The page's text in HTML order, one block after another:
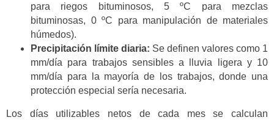
para riegos bituminosos, 5 ºC para mezclas
bituminosas, 0 ºC para manipulación de materiales
húmedos).
Precipitación límite diaria: Se definen valores como 1
mm/día para trabajos sensibles a lluvia ligera y 10
mm/día para la mayoría de los trabajos, donde una
protección especial sería necesaria.
Los días utilizables netos de cada mes se calculan